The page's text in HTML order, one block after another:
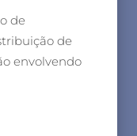
de
de
envolvendo